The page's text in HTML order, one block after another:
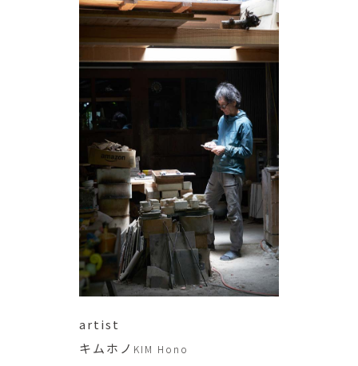
artist
キムホノ KIM Hono